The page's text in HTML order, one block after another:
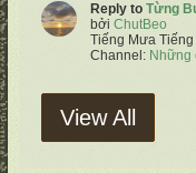
Reply to Từng
bởi ChutBeo
Tiếng Mưa
Channel: Những
View All